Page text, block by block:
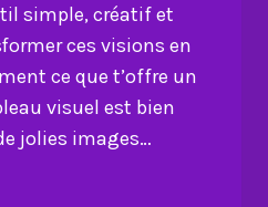
simple, créatif et
ces visions en
ce que t’offre un
visuel est bien
jolies images…